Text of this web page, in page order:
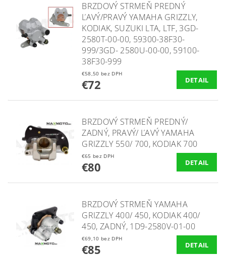
BRZDOVÝ STRMEŇ PREDNÝ
ĽAVÝ/PRAVÝ YAMAHA GRIZZLY,
KODIAK, SUZUKI LTA, LTF, 3GD-
2580T-00-00, 59300-38F30-
999/3GD- 2580U-00-00​, 59100-
38F30-999
€58,50 bez DPH
€72 DETAIL
BRZDOVÝ STRMEŇ PREDNÝ/
ZADNÝ, PRAVÝ/ ĽAVÝ YAMAHA
GRIZZLY 550/ 700, KODIAK 700
€65 bez DPH
€80 DETAIL
BRZDOVÝ STRMEŇ YAMAHA
GRIZZLY 400/ 450, KODIAK 400/
450, ZADNÝ, 1D9-2580V-01-00​
€69,10 bez DPH
€85 DETAIL